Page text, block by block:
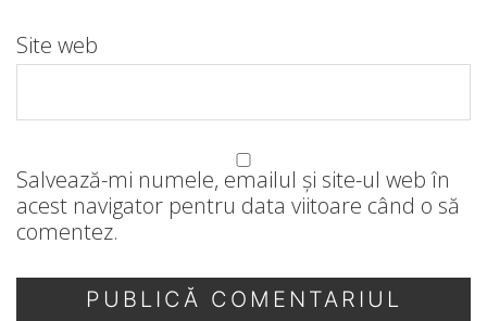
Site web
Salvează-mi numele, emailul și site-ul web în
acest navigator pentru data viitoare când o să
comentez.